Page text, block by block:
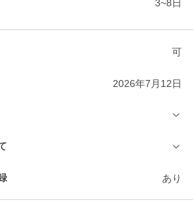
3~8日
可
2026年7月12日
あり